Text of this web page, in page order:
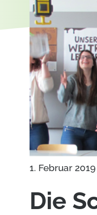
1. Februar 2019
Die